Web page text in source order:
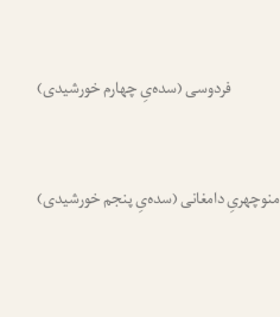
فردوسی (سده‌یِ چهارم خورشیدی)
منوچهریِ دامغانی (سده‌یِ پنجم خورشیدی)